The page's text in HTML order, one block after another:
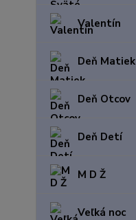
Valentín
Deň Matiek
Deň Otcov
Deň Detí
M D Ž
Veľká noc